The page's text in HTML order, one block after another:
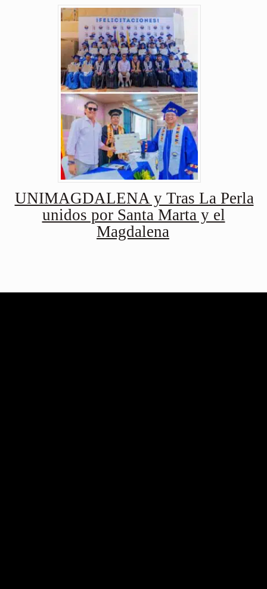
UNIMAGDALENA y Tras La Perla
unidos por Santa Marta y el
Magdalena